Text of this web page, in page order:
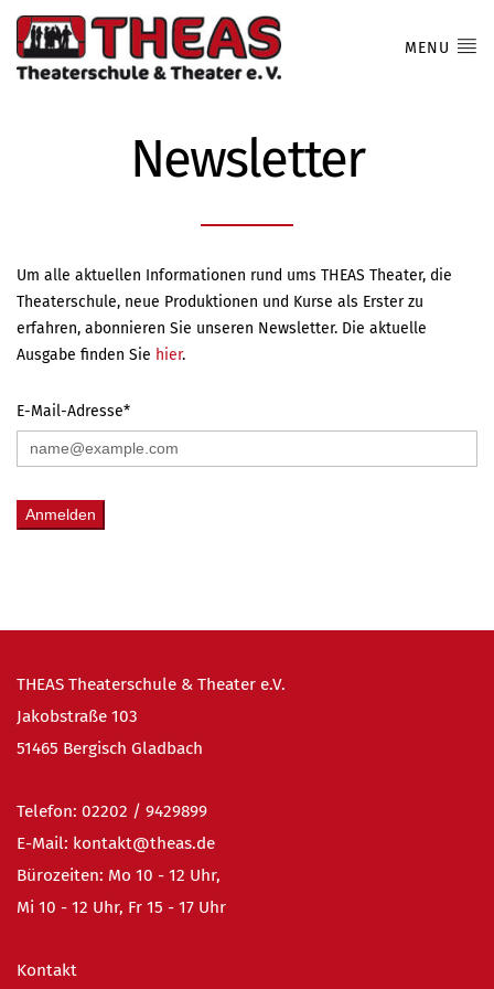
MENU
Newsletter
Um alle aktuellen Informationen rund ums THEAS Theater, die
Theaterschule, neue Produktionen und Kurse als Erster zu
erfahren, abonnieren Sie unseren Newsletter. Die aktuelle
Ausgabe finden Sie hier.
E-Mail-Adresse*
Anmelden
THEAS Theaterschule & Theater e.V.
Jakobstraße 103
51465 Bergisch Gladbach
Telefon: 02202 / 9429899
E-Mail: kontakt@theas.de
Bürozeiten: Mo 10 - 12 Uhr,
Mi 10 - 12 Uhr, Fr 15 - 17 Uhr
Kontakt